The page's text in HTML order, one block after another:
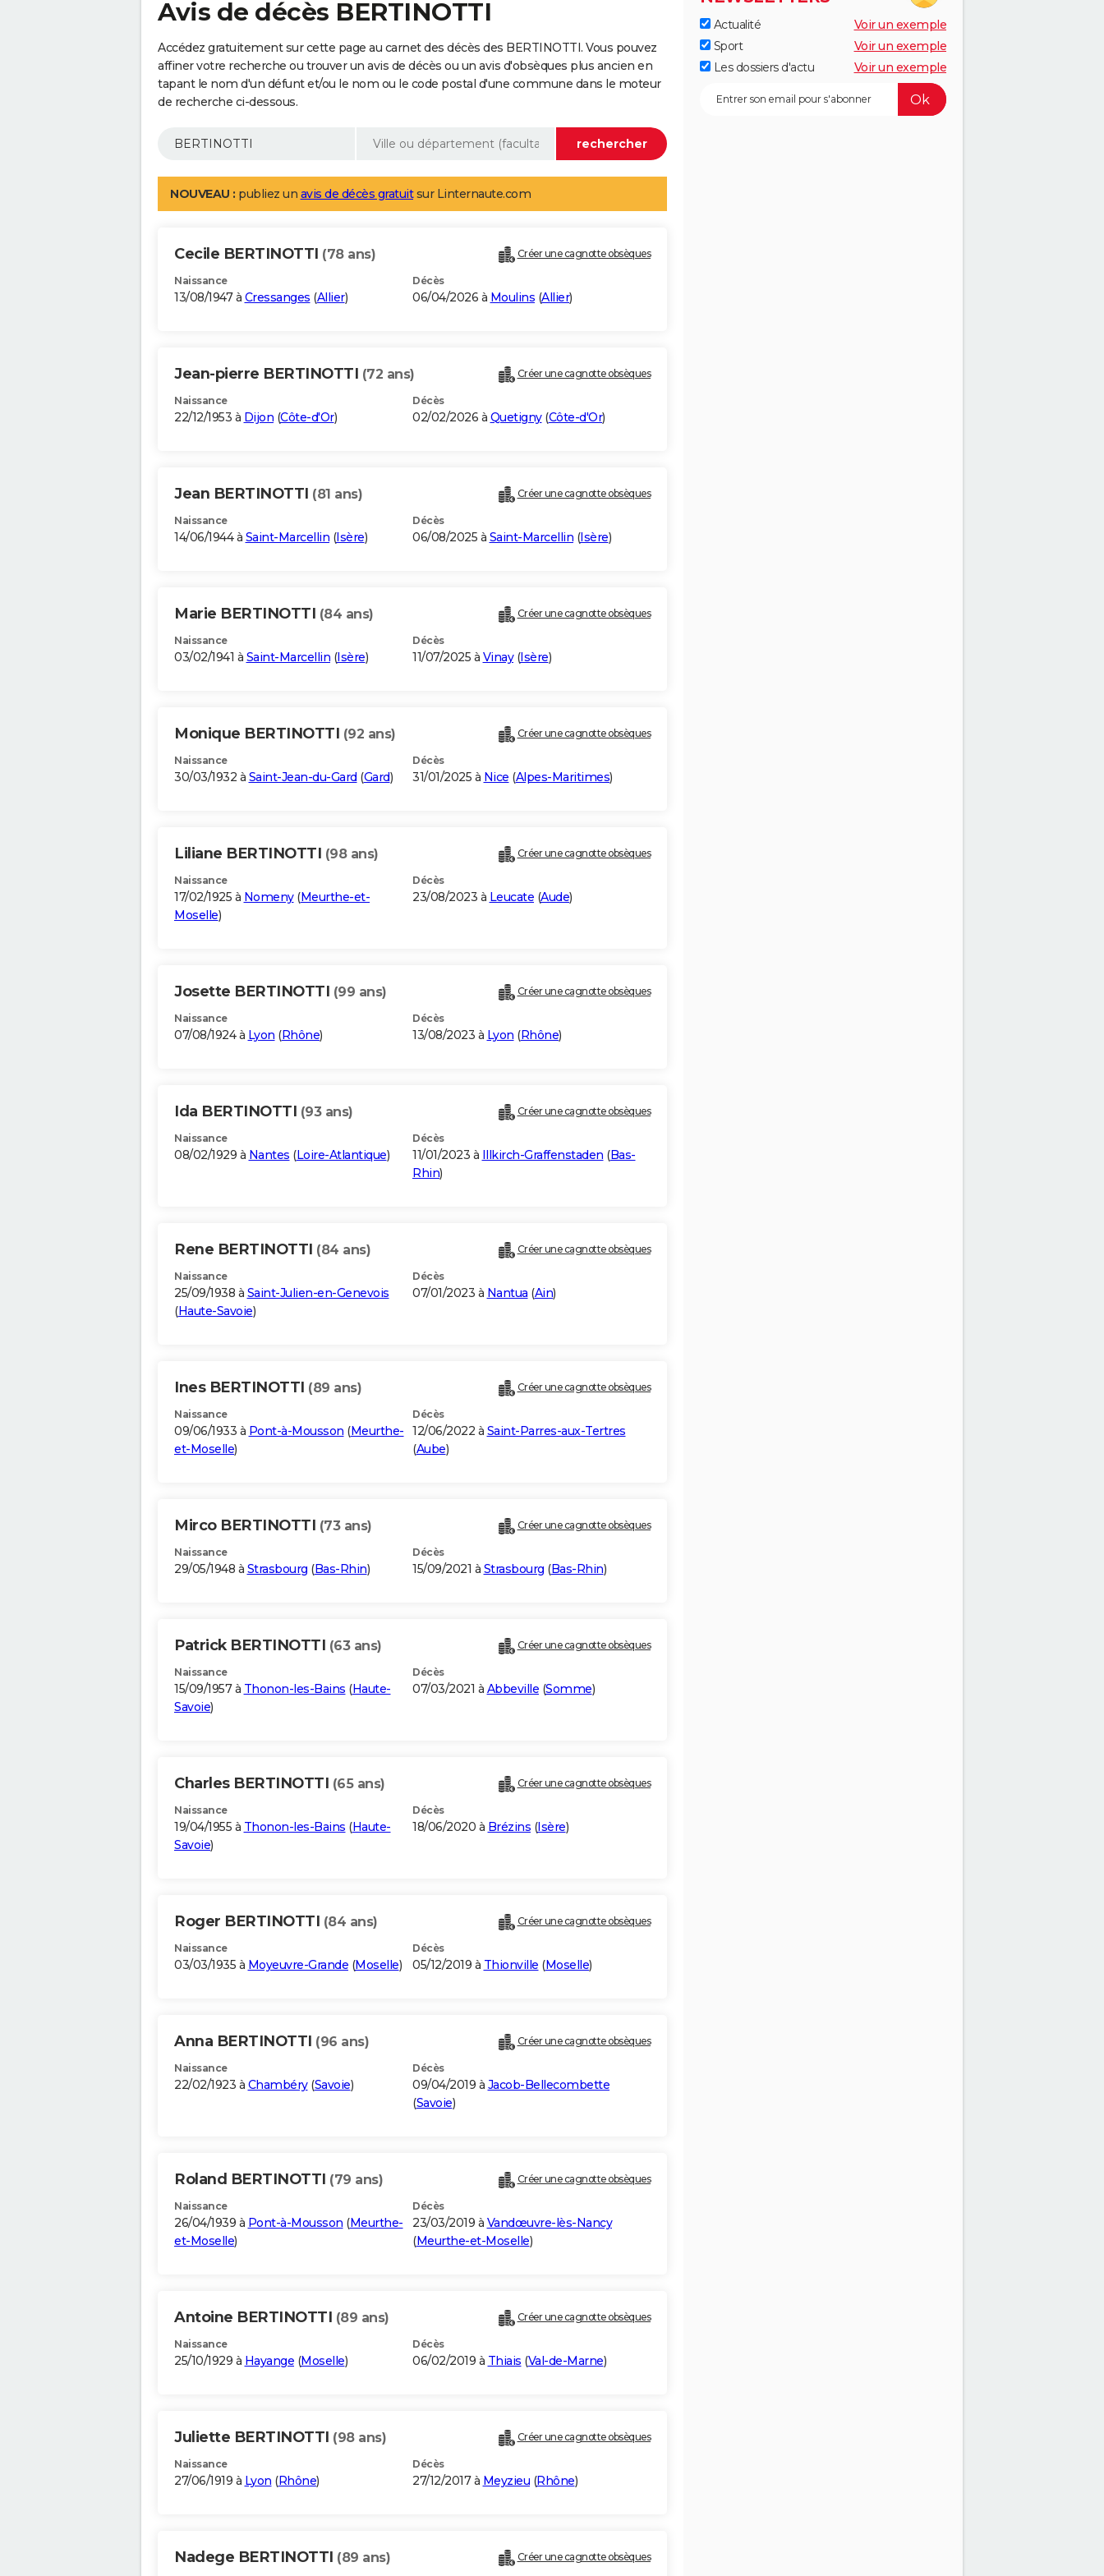
Avis de décès BERTINOTTI
Accédez gratuitement sur cette page au carnet des décès des BERTINOTTI. Vous pouvez
affiner votre recherche ou trouver un avis de décès ou un avis d'obsèques plus ancien en
tapant le nom d'un défunt et/ou le nom ou le code postal d'une commune dans le moteur
de recherche ci-dessous.
NOUVEAU : publiez un avis de décès gratuitsur Linternaute.com
Cecile BERTINOTTI (78 ans) Créer une cagnotte obsèques
Naissance
13/08/1947 à Cressanges (Allier)
Décès
06/04/2026 à Moulins (Allier)
Jean-pierre BERTINOTTI (72 ans) Créer une cagnotte obsèques
Naissance
22/12/1953 à Dijon (Côte-d'Or)
Décès
02/02/2026 à Quetigny(Côte-d'Or)
Jean BERTINOTTI (81 ans) Créer une cagnotte obsèques
Naissance
14/06/1944 à Saint-Marcellin (Isère)
Décès
06/08/2025 à Saint-Marcellin (Isère)
Marie BERTINOTTI (84 ans) Créer une cagnotte obsèques
Naissance
03/02/1941 à Saint-Marcellin (Isère)
Décès
11/07/2025 à Vinay(Isère)
Monique BERTINOTTI (92 ans) Créer une cagnotte obsèques
Naissance
30/03/1932 à Saint-Jean-du-Gard (Gard)
Décès
31/01/2025 à Nice (Alpes-Maritimes)
Liliane BERTINOTTI (98 ans) Créer une cagnotte obsèques
Naissance
17/02/1925 à Nomeny(Meurthe-et-
Moselle)
Décès
23/08/2023 à Leucate (Aude)
Josette BERTINOTTI (99 ans) Créer une cagnotte obsèques
Naissance
07/08/1924 à Lyon (Rhône)
Décès
13/08/2023 à Lyon (Rhône)
Ida BERTINOTTI (93 ans) Créer une cagnotte obsèques
Naissance
08/02/1929 à Nantes (Loire-Atlantique)
Décès
11/01/2023 à Illkirch-Graffenstaden (Bas-
Rhin)
Rene BERTINOTTI (84 ans) Créer une cagnotte obsèques
Naissance
25/09/1938 à Saint-Julien-en-Genevois
(Haute-Savoie)
Décès
07/01/2023 à Nantua (Ain)
Ines BERTINOTTI (89 ans) Créer une cagnotte obsèques
Naissance
09/06/1933 à Pont-à-Mousson (Meurthe-
et-Moselle)
Décès
12/06/2022 à Saint-Parres-aux-Tertres
(Aube)
Mirco BERTINOTTI (73 ans) Créer une cagnotte obsèques
Naissance
29/05/1948 à Strasbourg (Bas-Rhin)
Décès
15/09/2021 à Strasbourg (Bas-Rhin)
Patrick BERTINOTTI (63 ans) Créer une cagnotte obsèques
Naissance
15/09/1957 à Thonon-les-Bains (Haute-
Savoie)
Décès
07/03/2021 à Abbeville (Somme)
Charles BERTINOTTI (65 ans) Créer une cagnotte obsèques
Naissance
19/04/1955 à Thonon-les-Bains (Haute-
Savoie)
Décès
18/06/2020 à Brézins (Isère)
Roger BERTINOTTI (84 ans) Créer une cagnotte obsèques
Naissance
03/03/1935 à Moyeuvre-Grande (Moselle)
Décès
05/12/2019 à Thionville (Moselle)
Anna BERTINOTTI (96 ans) Créer une cagnotte obsèques
Naissance
22/02/1923 à Chambéry(Savoie)
Décès
09/04/2019 à Jacob-Bellecombette
(Savoie)
Roland BERTINOTTI (79 ans) Créer une cagnotte obsèques
Naissance
26/04/1939 à Pont-à-Mousson (Meurthe-
et-Moselle)
Décès
23/03/2019 à Vandœuvre-lès-Nancy
(Meurthe-et-Moselle)
Antoine BERTINOTTI (89 ans) Créer une cagnotte obsèques
Naissance
25/10/1929 à Hayange (Moselle)
Décès
06/02/2019 à Thiais (Val-de-Marne)
Juliette BERTINOTTI (98 ans) Créer une cagnotte obsèques
Naissance
27/06/1919 à Lyon (Rhône)
Décès
27/12/2017 à Meyzieu (Rhône)
Nadege BERTINOTTI (89 ans) Créer une cagnotte obsèques
Actualité
Voir un exemple
Sport
Voir un exemple
Les dossiers d'actu
Voir un exemple